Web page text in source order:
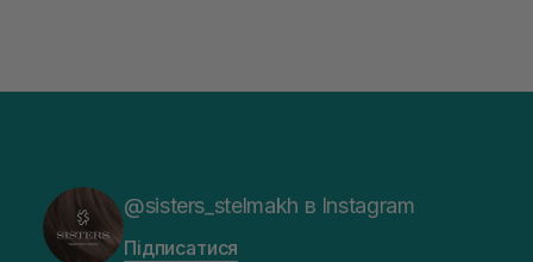
@sisters_stelmakh в Instagram
Підписатися